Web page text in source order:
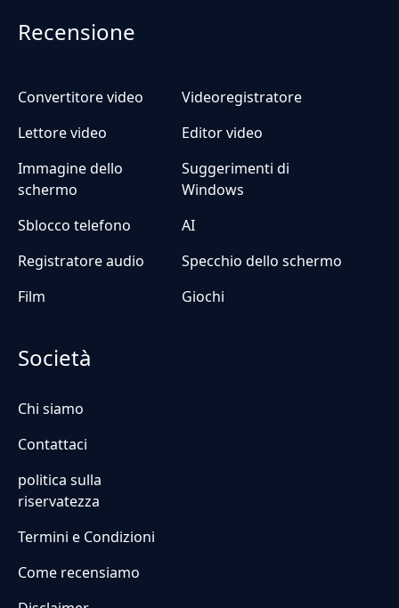
Recensione
Convertitore video
Videoregistratore
Lettore video
Editor video
Immagine dello
schermo
Suggerimenti di
Windows
Sblocco telefono
AI
Registratore audio
Specchio dello schermo
Film
Giochi
Società
Chi siamo
Contattaci
politica sulla
riservatezza
Termini e Condizioni
Come recensiamo